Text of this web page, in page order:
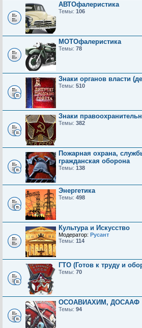
АВТОфалеристика
Темы: 106
МОТОфалеристика
Темы: 78
Знаки органов власти
Темы: 510
Знаки
Темы: 382
Пожарная охрана,
гражданская оборона
Темы: 138
Энергетика
Темы: 498
Культура и Искусство
Модератор: Русант
Темы: 114
ГТО (Готов к труду и
Темы: 70
ОСОАВИАХИМ, ДОСААФ
Темы: 94